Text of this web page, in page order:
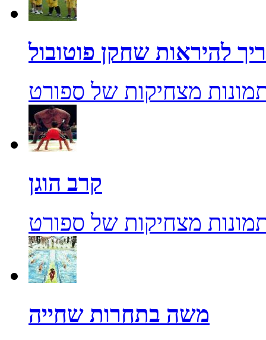
להיראות שחקן פוטובול
מצחיקות של ספורט
קרב הוגן
מצחיקות של ספורט
משה בתחרות שחייה